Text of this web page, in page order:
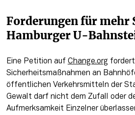
Forderungen für mehr
Hamburger U-
Eine Petition auf Change.org fordert
Sicherheitsmaßnahmen an
öffentlichen Verkehrsmitteln der
Gewalt darf nicht dem Zufall oder
Aufmerksamkeit Einzelner